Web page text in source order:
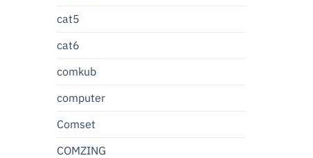
cat5
cat6
comkub
computer
Comset
COMZING